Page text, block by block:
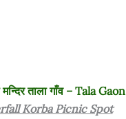
मन्दिर ताला गाँव – Tala Gaon
Korba Picnic Spot